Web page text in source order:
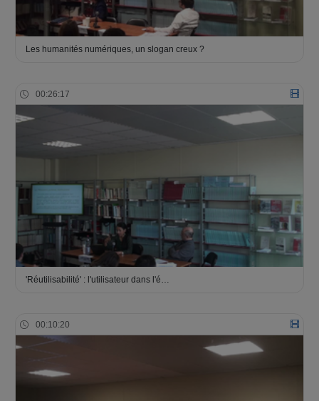
Les humanités numériques, un slogan creux ?
00:26:17
'Réutilisabilité' : l'utilisateur dans l'é…
00:10:20